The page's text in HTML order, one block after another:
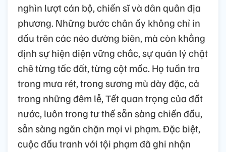
nghìn lượt cán bộ, chiến sĩ và dân quân địa
phương. Những bước chân ấy không chỉ in
dấu trên các nẻo đường biên, mà còn khẳng
định sự hiện diện vững chắc, sự quản lý chặt
chẽ từng tấc đất, từng cột mốc. Họ tuần tra
trong mưa rét, trong sương mù dày đặc, cả
trong những đêm lễ, Tết quan trọng của đất
nước, luôn trong tư thế sẵn sàng chiến đấu,
sẵn sàng ngăn chặn mọi vi phạm. Đặc biệt,
cuộc đấu tranh với tội phạm đã ghi nhận